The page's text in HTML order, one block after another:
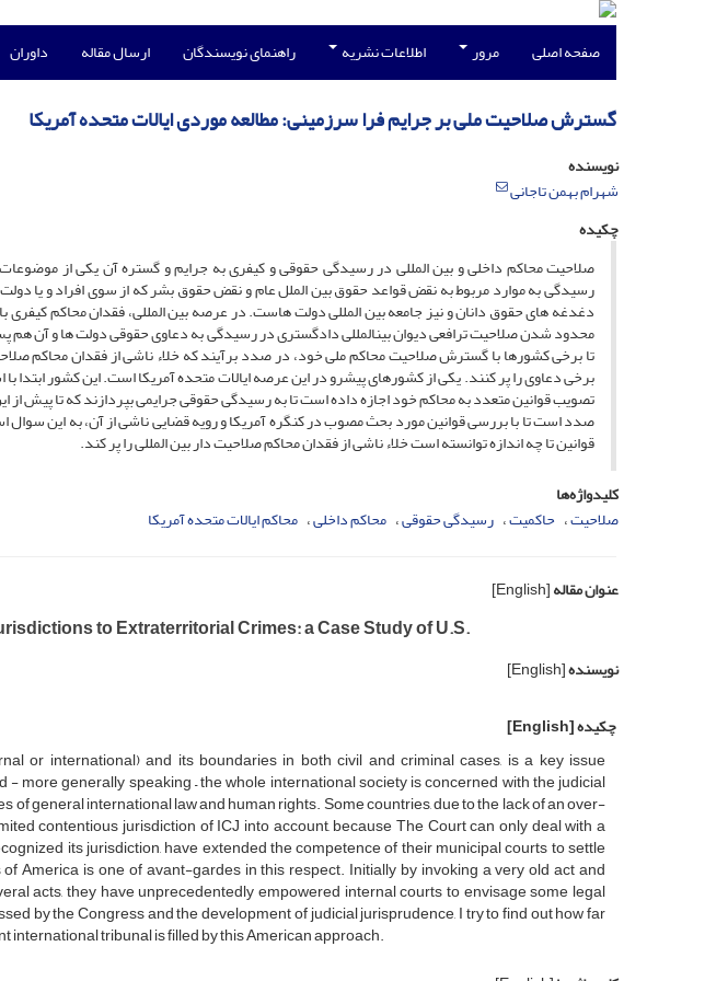
صفحه اصلی مرور اطلاعات نشریه راهنمای نویسندگان ارسال مقاله داوران
گسترش صلاحیت ملی بر جرایم فرا سرزمینی: مطالعه موردی ایالات متحده آمریکا
نویسنده
شهرام بهمن تاجانی
چکیده
صلاحیت محاکم داخلی و بین المللی در رسیدگی حقوقی و کیفری به جرایم و گستره آن یکی از
رسیدگی به موارد مربوط به نقض قواعد حقوق بین الملل عام و نقض حقوق بشر که از سوی افراد و یا
دغدغه های حقوق دانان و نیز جامعه بین المللی دولت هاست. در عرصه بین المللی، فقدان محاکم
محدود شدن صلاحیت ترافعی دیوان بینالمللی دادگستری در رسیدگی به دعاوی حقوقی دولت ها و آن
تا برخی کشورها با گسترش صلاحیت محاکم ملی خود، در صدد برآیند که خلاء ناشی از فقدان محاکم
برخی دعاوی را پر کنند. یکی از کشورهای پیشرو در این عرصه ایالات متحده آمریکا است. این کشور ابتدا
تصویب قوانین متعدد به محاکم خود اجازه داده است تا به رسیدگی حقوقی جرایمی بپردازند که تا پیش
صدد است تا با بررسی قوانین مورد بحث مصوب در کنگره آمریکا و رویه قضایی ناشی از آن، به این سوال
قوانین تا چه اندازه توانسته است خلاء ناشی از فقدان محاکم صلاحیت دار بین المللی را پر کند.
کلیدواژه‌ها
صلاحیت حاکمیت رسیدگی حقوقی محاکم داخلی محاکم ایالات متحده آمریکا
عنوان مقاله[English]
to Extraterritorial Crimes: a Case Study of U.S.
نویسنده[English]
چکیده[English]
or international) and its boundaries in both civil and criminal cases, is a key issue
more generally speaking – the whole international society is concerned with the judicial
of general international law and human rights. Some countries, due to the lack of an over-
contentious jurisdiction of ICJ into account, because The Court can only deal with a
its jurisdiction, have extended the competence of their municipal courts to settle
America is one of avant-gardes in this respect. Initially by invoking a very old act and
acts, they have unprecedentedly empowered internal courts to envisage some legal
by the Congress and the development of judicial jurisprudence, I try to find out how far
international tribunal is filled by this American approach.